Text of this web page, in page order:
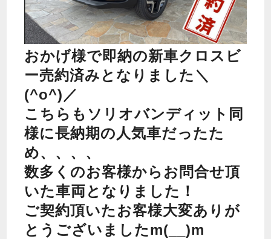
おかげ様で即納の新車クロスビ
ー売約済みとなりました＼
(^o^)／
こちらもソリオバンディット同
様に長納期の人気車だったた
め、、、、
数多くのお客様からお問合せ頂
いた車両となりました！
ご契約頂いたお客様大変ありが
とうございましたm(__)m